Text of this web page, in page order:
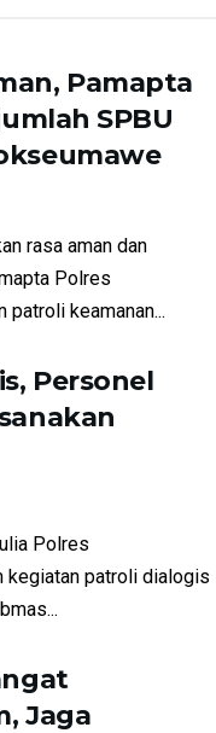
Pamapta
SPBU
rasa aman dan
Polres
patroli keamanan...
Personel
Polres
kegiatan patroli dialogis
Jaga